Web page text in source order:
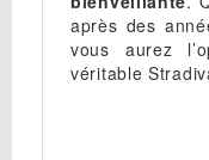
après des
vous aurez
véritable